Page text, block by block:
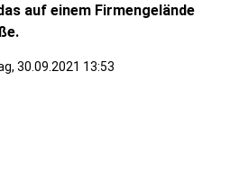
auf einem Firmengelände
30.09.2021 13:53